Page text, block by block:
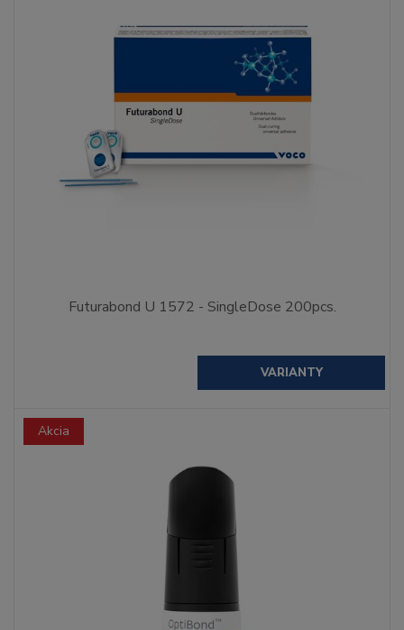
Futurabond U 1572 - SingleDose 200pcs.
VARIANTY
Akcia